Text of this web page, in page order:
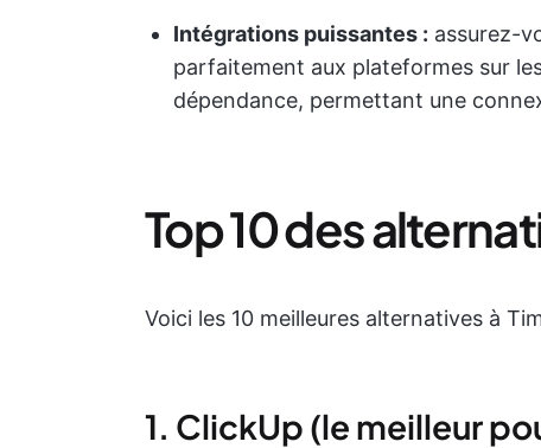
Intégrations puissantes : assurez-
parfaitement aux plateformes sur
dépendance, permettant une
Top 10 des
Voici les 10 meilleures alternatives à
1. ClickUp (le meilleur